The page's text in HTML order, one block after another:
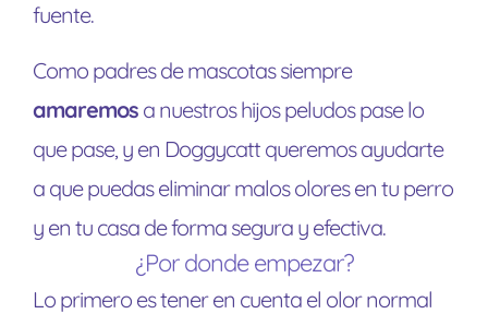
fuente.
Como padres de mascotas siempre
amaremos a nuestros hijos peludos pase lo
que pase, y en Doggycatt queremos ayudarte
a que puedas eliminar malos olores en tu perro
y en tu casa de forma segura y efectiva.
¿Por donde empezar?
Lo primero es tener en cuenta el olor normal